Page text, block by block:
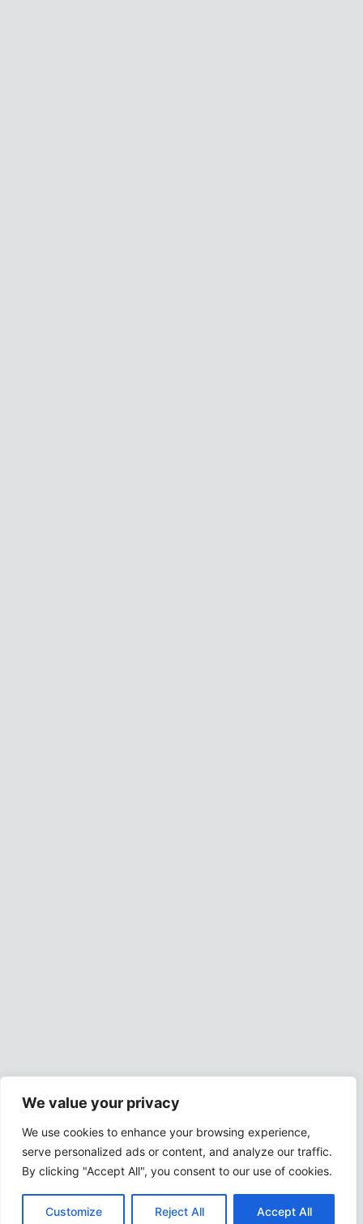
We value your privacy
We use cookies to enhance your browsing experience,
serve personalized ads or content, and analyze our traffic.
By clicking "Accept All", you consent to our use of cookies.
Customize Reject All Accept All